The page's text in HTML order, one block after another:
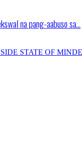
na pang-aabuso sa…
STATE OF MIND